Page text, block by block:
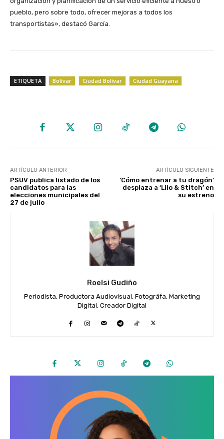
pueblo, pero sobre todo, ofrecer mejoras a todos los
transportistas», destacó García.
ETIQUETA Bolívar Ciudad Bolívar Ciudad Guayana
ARTÍCULO ANTERIOR
PSUV publica listado de los
candidatos para las
elecciones municipales del
27 de julio
ARTÍCULO SIGUIENTE
‘Cómo entrenar a tu dragón’
desplaza a ‘Lilo & Stitch’ en
su estreno
Roelsi Gudiño
Periodista, Productora Audiovisual, Fotográfa, Marketing
Digital, Creador Digital